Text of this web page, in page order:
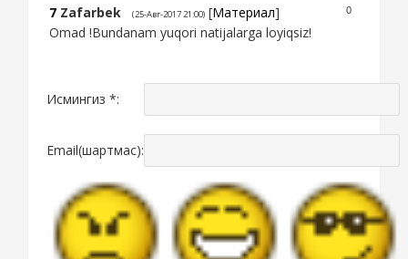
0
7 Zafarbek (25-Авг-2017 21:00) [Материал]
Omad !Bundanam yuqori natijalarga loyiqsiz!
Исмингиз *:
Email(шартмас):